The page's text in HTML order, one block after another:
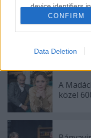
device identifiers
I want to allow
I want to allow
related to
I want to allow
related to
functionality and
user protection.
CONFIRM
Data Deletion
A
közel